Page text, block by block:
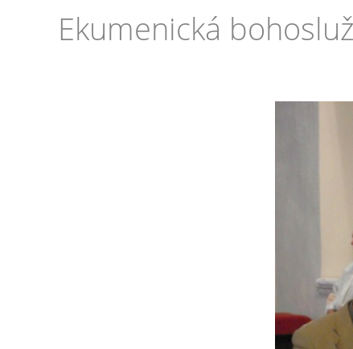
Ekumenická